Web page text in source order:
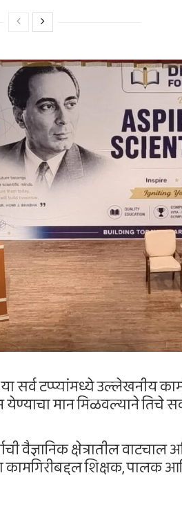
या सर्व टप्प्यांमध्ये उल्लेखनीय
येण्याचा मान मिळवल्याने तिचे
वैज्ञानिक क्षेत्रातील
कामगिरीबद्दल शिक्षक, पालक